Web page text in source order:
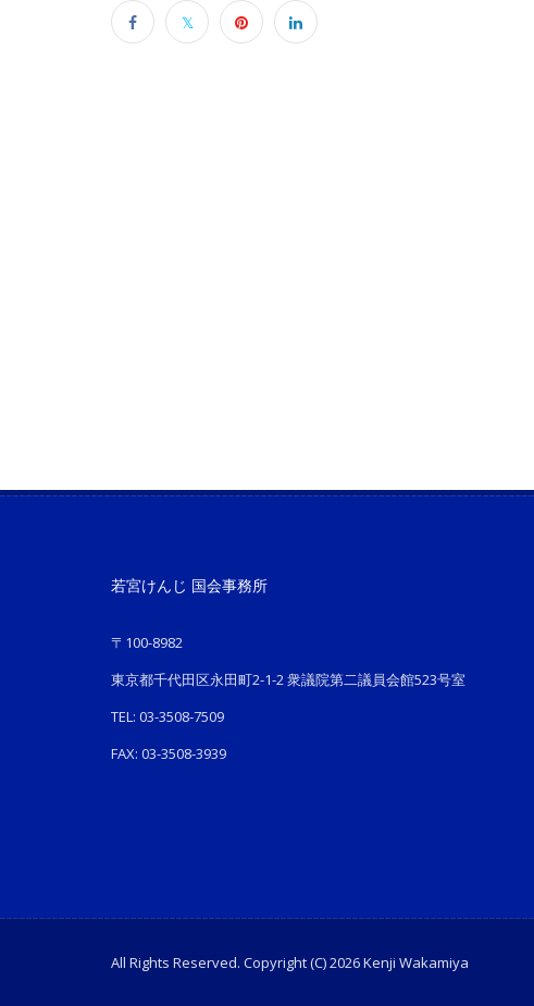
若宮けんじ 国会事務所
〒100-8982
東京都千代田区永田町2-1-2 衆議院第二議員会館523号室
TEL: 03-3508-7509
FAX: 03-3508-3939
All Rights Reserved. Copyright (C) 2026 Kenji Wakamiya